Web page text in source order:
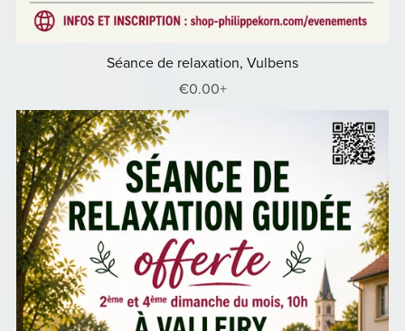
Séance de relaxation, Vulbens
€0.00+